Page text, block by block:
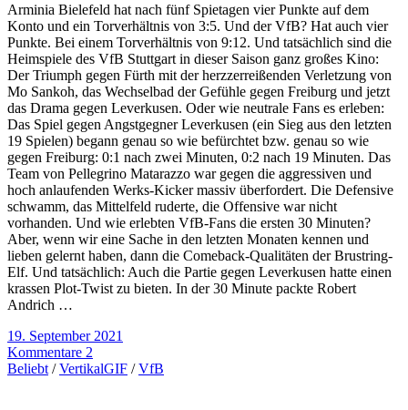
Arminia Bielefeld hat nach fünf Spietagen vier Punkte auf dem
Konto und ein Torverhältnis von 3:5. Und der VfB? Hat auch vier
Punkte. Bei einem Torverhältnis von 9:12. Und tatsächlich sind die
Heimspiele des VfB Stuttgart in dieser Saison ganz großes Kino:
Der Triumph gegen Fürth mit der herzzerreißenden Verletzung von
Mo Sankoh, das Wechselbad der Gefühle gegen Freiburg und jetzt
das Drama gegen Leverkusen. Oder wie neutrale Fans es erleben:
Das Spiel gegen Angstgegner Leverkusen (ein Sieg aus den letzten
19 Spielen) begann genau so wie befürchtet bzw. genau so wie
gegen Freiburg: 0:1 nach zwei Minuten, 0:2 nach 19 Minuten. Das
Team von Pellegrino Matarazzo war gegen die aggressiven und
hoch anlaufenden Werks-Kicker massiv überfordert. Die Defensive
schwamm, das Mittelfeld ruderte, die Offensive war nicht
vorhanden. Und wie erlebten VfB-Fans die ersten 30 Minuten?
Aber, wenn wir eine Sache in den letzten Monaten kennen und
lieben gelernt haben, dann die Comeback-Qualitäten der Brustring-
Elf. Und tatsächlich: Auch die Partie gegen Leverkusen hatte einen
krassen Plot-Twist zu bieten. In der 30 Minute packte Robert
Andrich …
19. September 2021
Kommentare 2
Beliebt /VertikalGIF /VfB